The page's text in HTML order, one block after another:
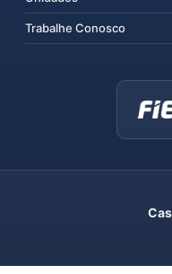
Trabalhe Conosco